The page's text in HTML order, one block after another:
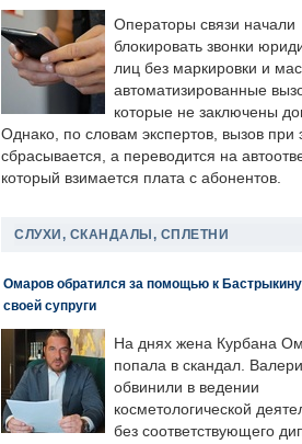
Операторы связи начали
блокировать звонки
лиц без маркировки и
автоматизированные
которые не заключены
Однако, по словам экспертов, вызов при
сбрасывается, а переводится на
который взимается плата с абонентов.
СЛУХИ, СКАНДАЛЫ, СПЛЕТНИ
Омаров обратился за помощью к
своей супруги
На днях жена Курбана
попала в скандал.
обвинили в ведении
косметологической
без соответствующего